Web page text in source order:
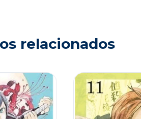
relacionados